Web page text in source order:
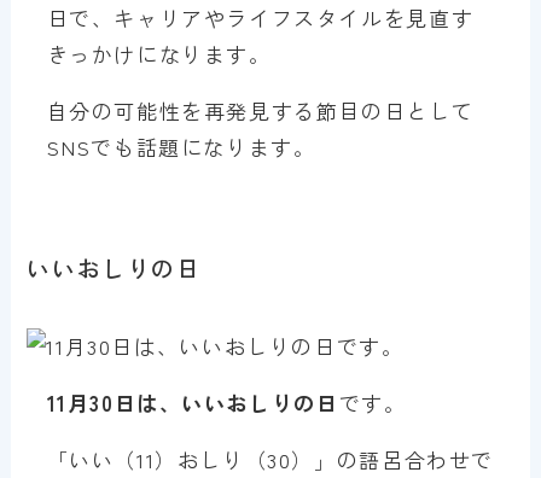
日で、キャリアやライフスタイルを見直す
きっかけになります。
自分の可能性を再発見する節目の日として
SNSでも話題になります。
いいおしりの日
11月30日は、いいおしりの日 です。
「いい（11）おしり（30）」の語呂合わせで